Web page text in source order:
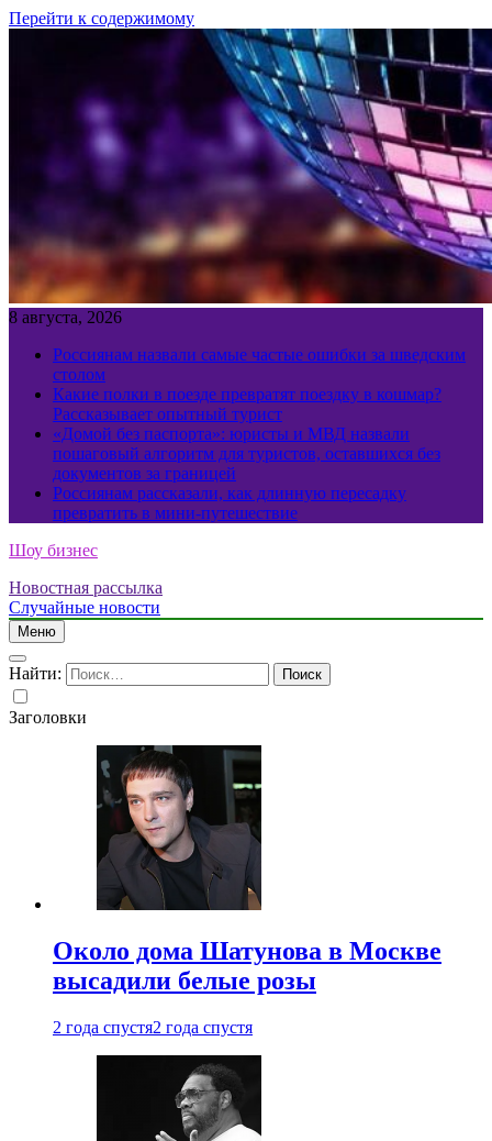
Перейти к содержимому
8 августа, 2026
Россиянам назвали самые частые ошибки за шведским
столом
Какие полки в поезде превратят поездку в кошмар?
Рассказывает опытный турист
«Домой без паспорта»: юристы и МВД назвали
пошаговый алгоритм для туристов, оставшихся без
документов за границей
Россиянам рассказали, как длинную пересадку
превратить в мини-путешествие
Шоу бизнес
Новостная рассылка
Случайные новости
Меню
Найти:
Заголовки
Около дома Шатунова в Москве
высадили белые розы
2 года спустя2 года спустя